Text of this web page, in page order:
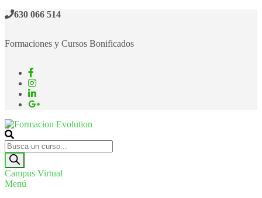
630 066 514
Formaciones y Cursos Bonificados
Formacion Evolution
Cursos de formación continua
Campus Virtual
Menú